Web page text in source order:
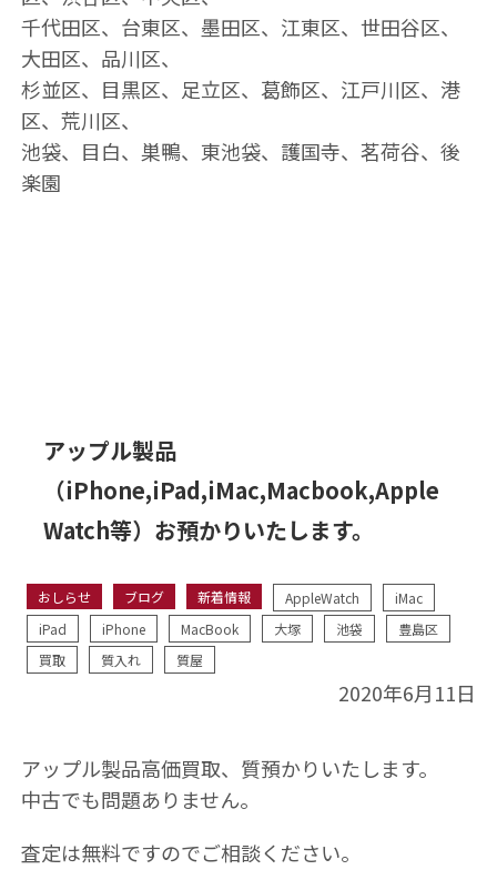
千代田区、台東区、墨田区、江東区、世田谷区、
大田区、品川区、
杉並区、目黒区、足立区、葛飾区、江戸川区、港
区、荒川区、
池袋、目白、巣鴨、東池袋、護国寺、茗荷谷、後
楽園
アップル製品
（iPhone,iPad,iMac,Macbook,Apple
Watch等）お預かりいたします。
おしらせ ブログ 新着情報 AppleWatch
iMac
iPad
iPhone MacBook 大塚 池袋
豊島区
買取
質入れ 質屋
2020年6月11日
アップル製品高価買取、質預かりいたします。
中古でも問題ありません。
査定は無料ですのでご相談ください。